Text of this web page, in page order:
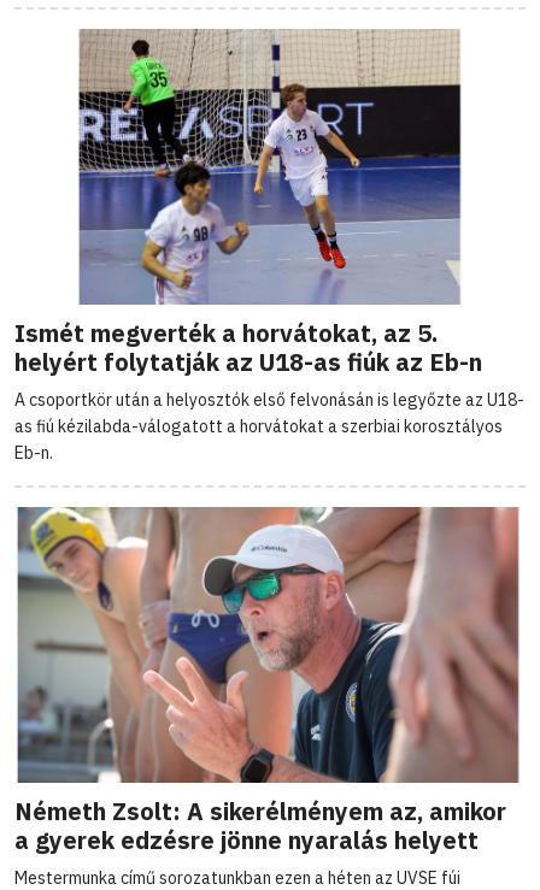
Ismét megverték a horvátokat, az 5.
helyért folytatják az U18-as fiúk az Eb-n
A csoportkör után a helyosztók első felvonásán is legyőzte az U18-
as fiú kézilabda-válogatott a horvátokat a szerbiai korosztályos
Eb-n.
Németh Zsolt: A sikerélményem az, amikor
a gyerek edzésre jönne nyaralás helyett
Mestermunka című sorozatunkban ezen a héten az UVSE fúi